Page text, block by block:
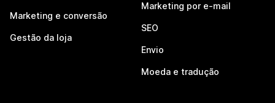
Marketing e conversão
Gestão da loja
Marketing por e-mail
SEO
Envio
Moeda e tradução